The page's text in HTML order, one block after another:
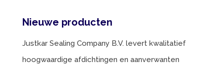
Nieuwe producten
Justkar Sealing Company B.V. levert kwalitatief
hoogwaardige afdichtingen en aanverwanten